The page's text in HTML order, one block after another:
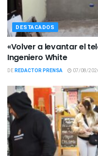
DESTACADOS
«Volver a levantar el
Ingeniero White
DEREDACTOR PRENSA 07/08/